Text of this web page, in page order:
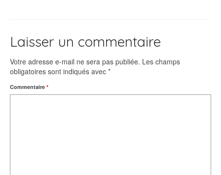
Laisser un commentaire
Votre adresse e-mail ne sera pas publiée. Les champs
obligatoires sont indiqués avec *
Commentaire *